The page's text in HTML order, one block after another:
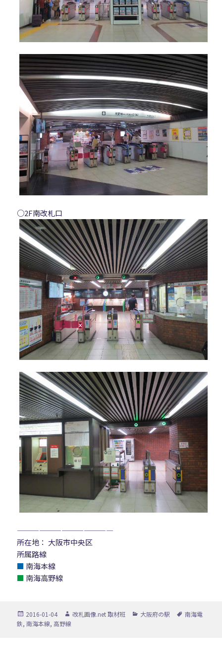
○2F南改札口
—————————————
所在地： 大阪市中央区
所属路線
■ 南海本線
■ 南海高野線
投
稿
2016-01-04
作
改札画像.net 取材班
カ
大阪府の駅
タ
南海電
鉄,南海本線,高野線